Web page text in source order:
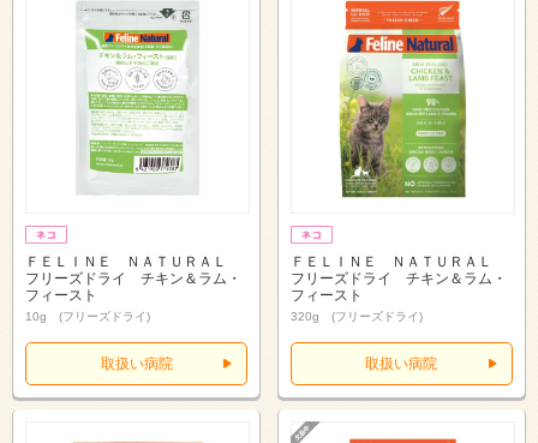
ＦＥＬＩＮＥ ＮＡＴＵＲＡＬ
フリーズドライ チキン＆ラム・
フィースト
10g (フリーズドライ)
取扱い病院
ＦＥＬＩＮＥ ＮＡＴＵＲＡＬ
フリーズドライ チキン＆ラム・
フィースト
320g (フリーズドライ)
取扱い病院